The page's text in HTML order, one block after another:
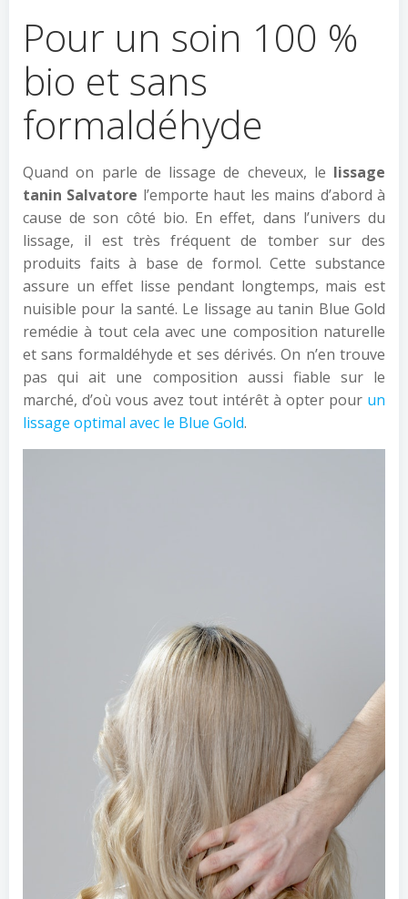
Pour un soin 100 %
bio et sans
formaldéhyde
Quand on parle de lissage de cheveux, le lissage
tanin Salvatore l’emporte haut les mains d’abord à
cause de son côté bio. En effet, dans l’univers du
lissage, il est très fréquent de tomber sur des
produits faits à base de formol. Cette substance
assure un effet lisse pendant longtemps, mais est
nuisible pour la santé. Le lissage au tanin Blue Gold
remédie à tout cela avec une composition naturelle
et sans formaldéhyde et ses dérivés. On n’en trouve
pas qui ait une composition aussi fiable sur le
marché, d’où vous avez tout intérêt à opter pour un
lissage optimal avec le Blue Gold.